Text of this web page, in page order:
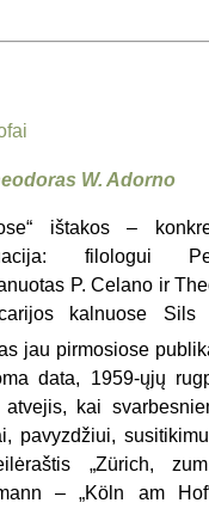
W. Adorno
ištakos –
filologui
P. Celano ir
kalnuose Sils
jau pirmosiose
data, 1959-ųjų
kai
pavyzdžiui,
„Zürich,
– „Köln am